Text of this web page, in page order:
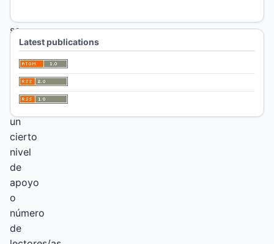
que
se
atribuya
revista
un
cierto
nivel
de
apoyo
o
número
de
Latest publications